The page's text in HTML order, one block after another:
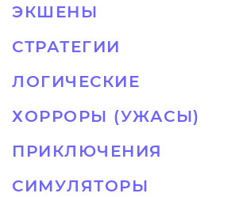
ЭКШЕНЫ
СТРАТЕГИИ
ЛОГИЧЕСКИЕ
ХОРРОРЫ (УЖАСЫ)
ПРИКЛЮЧЕНИЯ
СИМУЛЯТОРЫ